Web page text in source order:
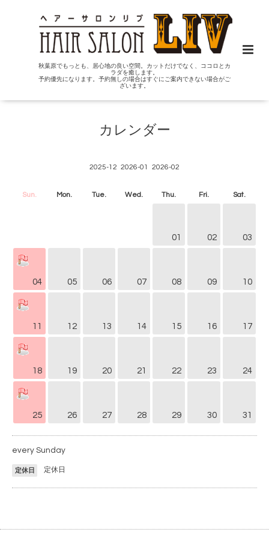
秋葉原でもっとも、居心地の良い空間。カットだけでなく、ココロとカ
ラダを癒します。
予約優先になります。予約無しの場合はすぐにご案内できない場合がご
ざいます。
カレンダー
2025-12 2026-01 2026-02
Sun. Mon. Tue. Wed. Thu. Fri. Sat.
01 02 03
04 05 06 07 08 09 10
11 12 13 14 15 16 17
18 19 20 21 22 23 24
25 26 27 28 29 30 31
every Sunday
定休日 定休日